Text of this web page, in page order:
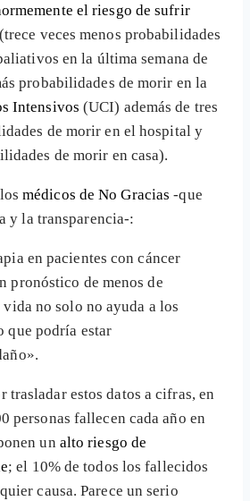
el riesgo de sufrir
(trece veces menos probabilidades
en la última semana de
probabilidades de morir en la
Intensivos (UCI) además de tres
de morir en el hospital y
de morir en casa).
losmédicos de No Gracias -que
y la transparencia-:
en pacientes con cáncer
pronóstico de menos de
vida no solo no ayuda a los
que podría estar
trasladar estos datos a cifras, en
personas fallecen cada año en
un alto riesgo de
; el 10% de todos los fallecidos
causa. Parece un serio